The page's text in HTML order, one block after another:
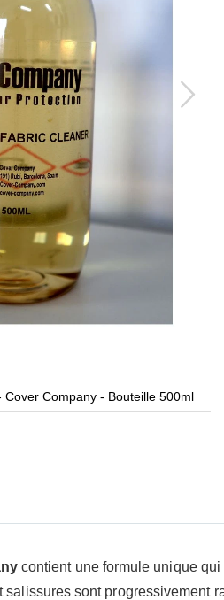
Cover Company - Bouteille 500ml
contient une formule unique
sont